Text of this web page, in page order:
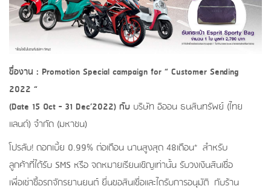
ชื่องาน : Promotion Special campaign for “ Customer Sending
2022 “
(Date 15 Oct - 31 Dec’2022) กับ บริษัท อิออน ธนสินทรัพย์ (ไทย
แลนด์) จำกัด (มหาชน)
โปรลับ! ดอกเบี้ย 0.99% ต่อเดือน นานสูงสุด 48เดือน* สำหรับ
ลูกค้าที่ได้รับ SMS หรือ จดหมายเรียนเชิญเท่านั้น รับวงเงินสินเชื่อ
เพื่อเช่าซื้อรถจักรยานยนต์ ยื่นขอสินเชื่อและไดรับการอนุมัติ กับร้าน